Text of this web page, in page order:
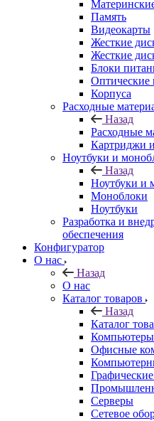
Память
Видеокарты
Жесткие
Жесткие
Блоки
Оптические
Корпуса
Расходные
Назад
Расходные
Картриджи
Ноутбуки и
Назад
Ноутбуки и
Моноблоки
Ноутбуки
Разработка и
обеспечения
Конфигуратор
О нас
Назад
О нас
Каталог товаров
Назад
Каталог
Офисные
Серверы
Сетевое